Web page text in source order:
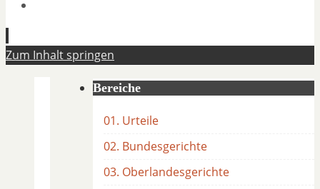
Zum Inhalt springen
Bereiche
01. Urteile
02. Bundesgerichte
03. Oberlandesgerichte